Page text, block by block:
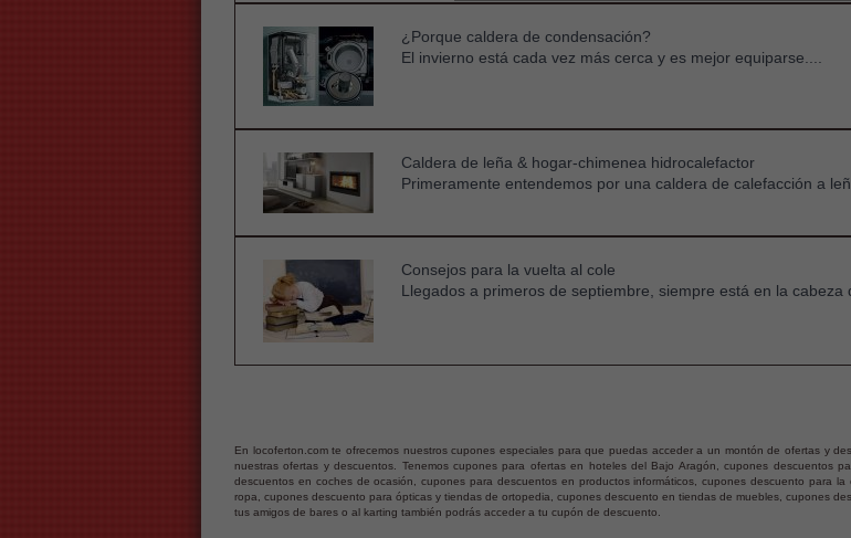
¿Porque caldera de condensación?
El invierno está cada vez más cerca y es mejor equiparse....
Caldera de leña & hogar-chimenea hidrocalefactor
Primeramente entendemos por una caldera de calefacción a
Consejos para la vuelta al cole
Llegados a primeros de septiembre, siempre está en la cabeza
En locoferton.com te ofrecemos nuestros cupones especiales para que puedas acceder a un montón de ofertas y
nuestras ofertas y descuentos. Tenemos cupones para ofertas en hoteles del Bajo Aragón, cupones descuentos
descuentos en coches de ocasión, cupones para descuentos en productos informáticos, cupones descuento para
ropa, cupones descuento para ópticas y tiendas de ortopedia, cupones descuento en tiendas de muebles, cupones
tus amigos de bares o al karting también podrás acceder a tu cupón de descuento.